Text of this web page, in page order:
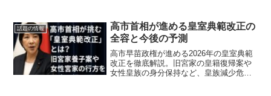
話題の情報
高市首相が進める皇室典範改正の
全容と今後の予測
高市早苗政権が進める2026年の皇室典範
改正を徹底解説。旧宮家の皇籍復帰案や
女性皇族の身分保持など、皇族減少危機